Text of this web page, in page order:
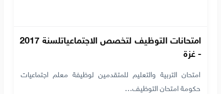
امتحانات التوظيف لتخصص الاجتماعياتلسنة 2017
- غزة
امتحان التربية والتعليم للمتقدمين لوظيفة معلم اجتماعيات
حكومة امتحان التوظيف…